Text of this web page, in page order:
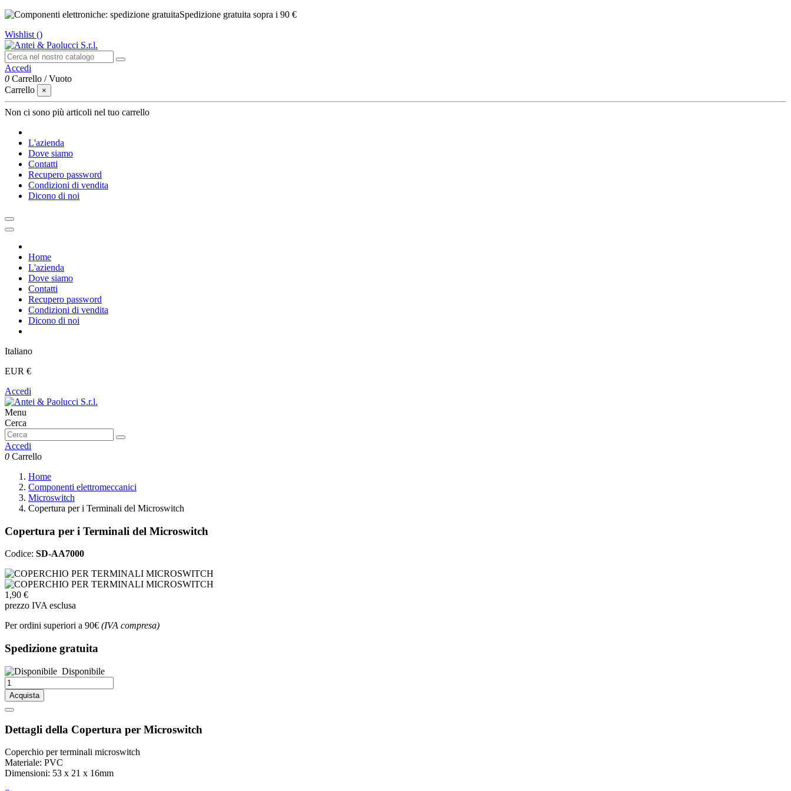
Spedizione gratuita sopra i 90 €
Wishlist ()
Accedi
0 Carrello /Vuoto
Carrello
×
Non ci sono più articoli nel tuo carrello
L'azienda
Dove siamo
Contatti
Recupero password
Condizioni di vendita
Dicono di noi
Home
L'azienda
Dove siamo
Contatti
Recupero password
Condizioni di vendita
Dicono di noi
Italiano
EUR €
Accedi
Menu
Cerca
Accedi
0 Carrello
Home
Componenti elettromeccanici
Microswitch
Copertura per i Terminali del Microswitch
Copertura per i Terminali del Microswitch
Codice: SD-AA7000
1,90 €
prezzo IVA esclusa
Per ordini superiori a 90€ (IVA compresa)
Spedizione gratuita
Disponibile
Acquista
Dettagli della Copertura per Microswitch
Coperchio per terminali microswitch
Materiale: PVC
Dimensioni: 53 x 21 x 16mm